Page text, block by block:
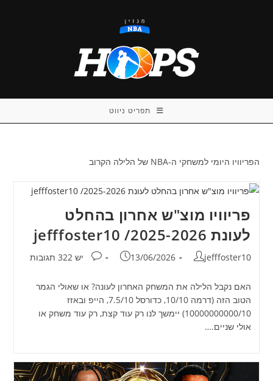
תפריט ניווט
הפריוויו היומי למשחקי ה-NBA של הלילה הקרוב
פריוויו מוצ"ש אחרון בהחלט
לעונת 2025-2026/ jefffoster10
מחבר:
jefffoster10 פורסם:
13/06/2026 תגובות:
יש 322 תגובות
האם נקבל הלילה את המשחק האחרון לעונה? או שאולי הגמר
הטוב הזה (דרמה 10/10, כדורסל 7.5/10, הייפ ובאזז
10000000000/10) יימשך לנו רק עוד קצת, רק עוד משחק או
אולי שניים.…